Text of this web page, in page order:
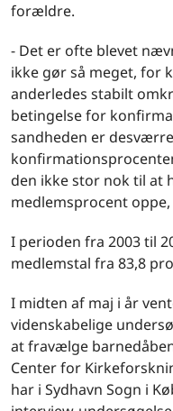
forældre.
- Det er ofte blevet
ikke gør så meget, for
anderledes stabilt
betingelse for
sandheden er
den ikke stor nok til at
medlemsprocent
I perioden fra 2003 til
medlemstal fra 83,8
I midten af maj i år
videnskabelige
at fravælge
Center for
har i Sydhavn Sogn i